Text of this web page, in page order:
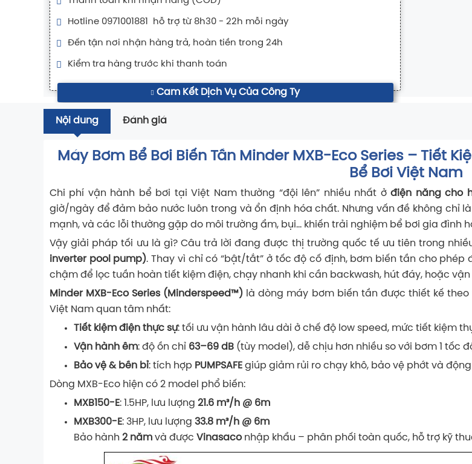
Cam Kết Dịch Vụ Của Công Ty
Hotline 0971001881 hỗ trợ từ 8h30 - 22h mỗi ngày
Đến tận nơi nhận hàng trả, hoàn tiền trong 24h
Kiểm tra hàng trước khi thanh toán
Nội dung Đánh giá
Máy Bơm Bể Bơi Biến Tần Minder MXB-Eco Series – Tiết
Bể Bơi Việt Nam
Chi phí vận hành bể bơi tại Việt Nam thường “đội lên” nhiều nhất ởđiện năng cho
giờ/ngày để đảm bảo nước luôn trong và ổn định hóa chất. Nhưng vấn đề không chỉ
mạnh, và các lỗi thường gặp do môi trường ẩm, bụi… khiến trải nghiệm bể bơi gia đình
Vậy giải pháp tối ưu là gì? Câu trả lời đang được thị trường quốc tế ưu tiên trong
inverter pool pump). Thay vì chỉ có “bật/tắt” ở tốc độ cố định, bơm biến tần cho
chậm để lọc tuần hoàn tiết kiệm điện, chạy nhanh khi cần backwash, hút đáy, hoặc
Minder MXB-Eco Series (Minderspeed™) là dòng máy bơm biến tần được thiết kế
Việt Nam quan tâm nhất:
Tiết kiệm điện thực sự: tối ưu vận hành lâu dài ở chế độ low speed, mức tiết kiệm
Vận hành êm: độ ồn chỉ 63–69 dB (tùy model), dễ chịu hơn nhiều so với bơm 1 tốc
Bảo vệ & bền bỉ: tích hợp PUMPSAFE giúp giảm rủi ro chạy khô, bảo vệ phớt và
Dòng MXB-Eco hiện có 2 model phổ biến:
MXB150-E: 1.5HP, lưu lượng 21.6 m³/h @ 6m
MXB300-E: 3HP, lưu lượng 33.8 m³/h @ 6m
Bảo hành 2 năm và được Vinasaconhập khẩu – phân phối toàn quốc, hỗ trợ kỹ